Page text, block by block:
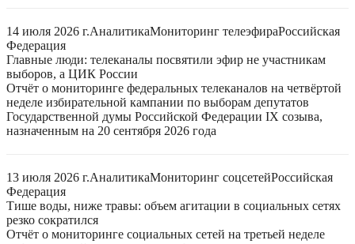
14 июля 2026 г.АналитикаМониторинг телеэфираРоссийская
Федерация
Главные люди: телеканалы посвятили эфир не участникам
выборов, а ЦИК России
Отчёт о мониторинге федеральных телеканалов на четвёртой
неделе избирательной кампании по выборам депутатов
Государственной думы Российской Федерации IX созыва,
назначенным на 20 сентября 2026 года
13 июля 2026 г.АналитикаМониторинг соцсетейРоссийская
Федерация
Тише воды, ниже травы: объем агитации в социальных сетях
резко сократился
Отчёт о мониторинге социальных сетей на третьей неделе